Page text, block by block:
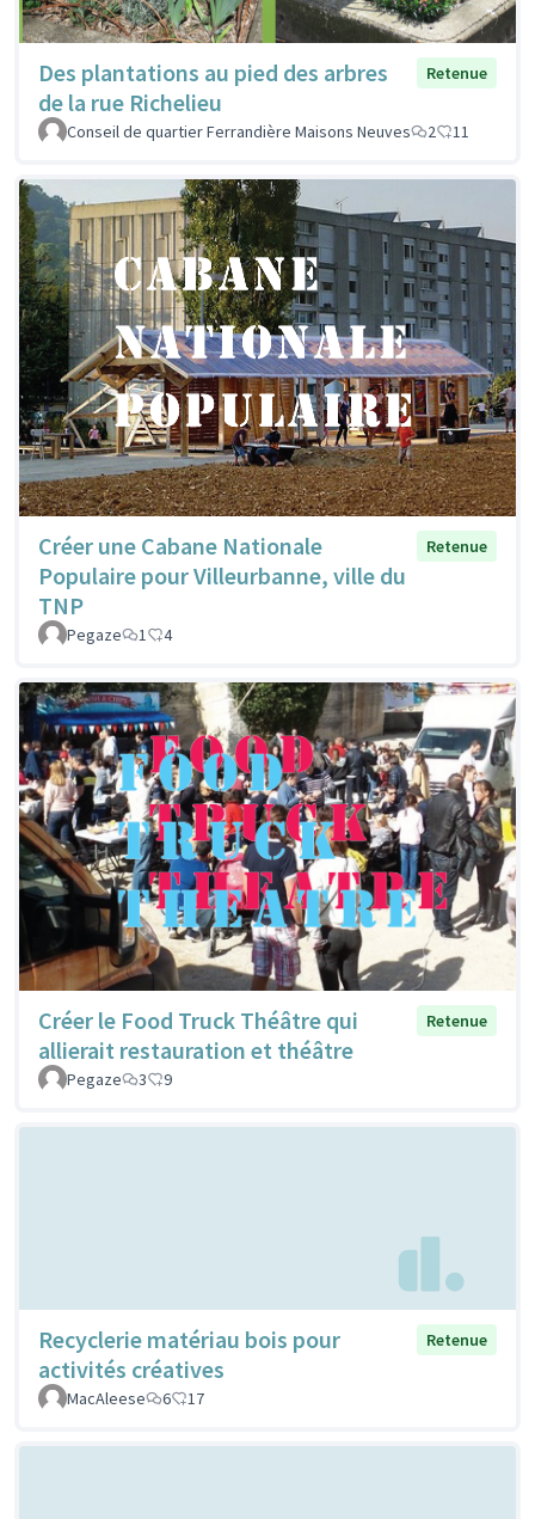
Des plantations au pied des arbres
de la rue Richelieu
Retenue
Conseil de quartier Ferrandière Maisons Neuves 2 11
Créer une Cabane Nationale
Populaire pour Villeurbanne, ville du
TNP
Retenue
Pegaze 1 4
Créer le Food Truck Théâtre qui
allierait restauration et théâtre
Retenue
Pegaze 3 9
Recyclerie matériau bois pour
activités créatives
Retenue
MacAleese 6 17